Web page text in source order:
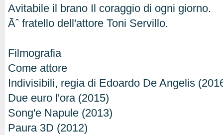
Avitabile il brano Il coraggio di ogni giorno.
Ãˆ fratello dell'attore Toni Servillo.
Filmografia
Come attore
Indivisibili, regia di Edoardo De Angelis
Due euro l'ora (2015)
Song'e Napule (2013)
Paura 3D (2012)